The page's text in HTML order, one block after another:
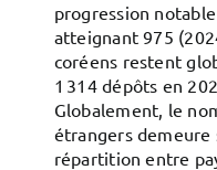
progression
atteignant 975
coréens restent
1 314 dépôts en
Globalement, le
étrangers demeure
répartition entre